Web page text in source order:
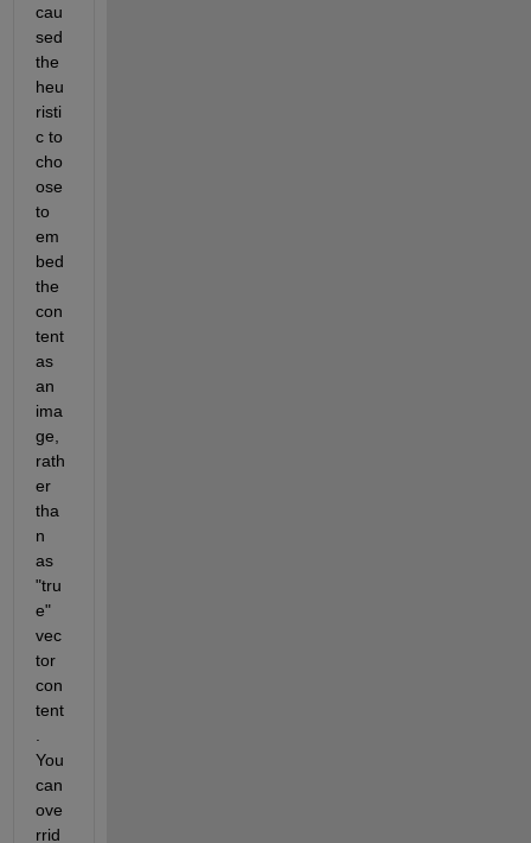
cau
sed
the
heu
risti
c to
cho
ose
to
em
bed
the
con
tent
as
an
ima
ge,
rath
er
tha
n
as
"tru
e"
vec
tor
con
tent
You
can
ove
rrid